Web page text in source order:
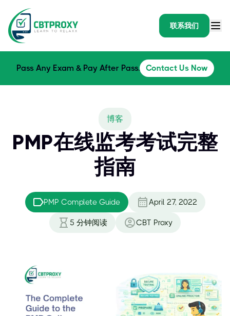
联系我们
Pass Any Exam & Pay After Pass. Contact Us Now
博客
PMP在线监考考试完整
指南
PMP Complete Guide April 27, 2022
5 分钟阅读 CBT Proxy